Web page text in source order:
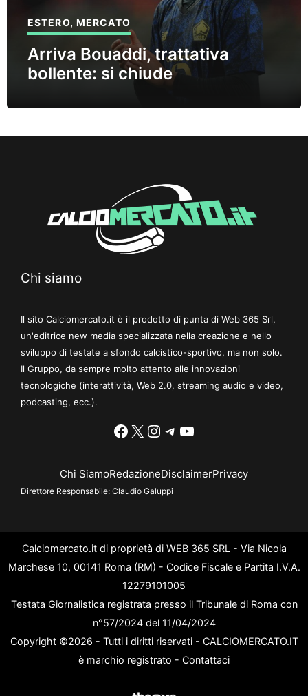
ESTERO, MERCATO
Arriva Bouaddi, trattativa
bollente: si chiude
Chi siamo
Il sito Calciomercato.it è il prodotto di punta di Web 365 Srl,
un'editrice new media specializzata nella creazione e nello
sviluppo di testate a sfondo calcistico-sportivo, ma non solo.
Il Gruppo, da sempre molto attento alle innovazioni
tecnologiche (interattività, Web 2.0, streaming audio e video,
podcasting, ecc.).
Facebook
X Instagram
Telegram
YouTube
Chi SiamoRedazioneDisclaimerPrivacy
Direttore Responsabile: Claudio Galuppi
Calciomercato.it di proprietà di WEB 365 SRL - Via Nicola
Marchese 10, 00141 Roma (RM) - Codice Fiscale e Partita I.V.A.
12279101005
Testata Giornalistica registrata presso il Tribunale di Roma con
n°57/2024 del 11/04/2024
Copyright ©2026 - Tutti i diritti riservati - CALCIOMERCATO.IT
è marchio registrato - Contattaci